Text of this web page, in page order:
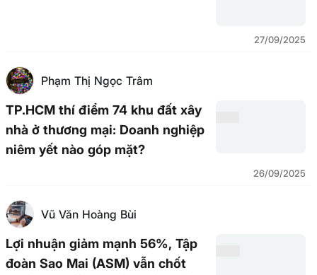
27/09/2025
Phạm Thị Ngọc Trâm
TP.HCM thí điểm 74 khu đất xây
nhà ở thương mại: Doanh nghiệp
niêm yết nào góp mặt?
26/09/2025
Vũ Văn Hoàng Bùi
Lợi nhuận giảm mạnh 56%, Tập
đoàn Sao Mai (ASM) vẫn chốt